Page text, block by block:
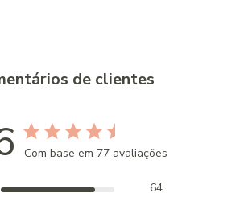
de clientes
Com base em 77 avaliações
64